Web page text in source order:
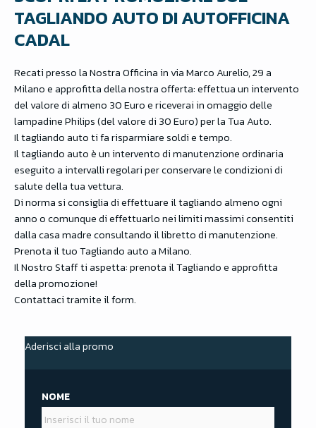
TAGLIANDO AUTO DI AUTOFFICINA
CADAL
Recati presso la Nostra Officina in via Marco Aurelio, 29 a
Milano e approfitta della nostra offerta: effettua un intervento
del valore di almeno 30 Euro e riceverai in omaggio delle
lampadine Philips (del valore di 30 Euro) per la Tua Auto.
Il tagliando auto ti fa risparmiare soldi e tempo.
Il tagliando auto è un intervento di manutenzione ordinaria
eseguito a intervalli regolari per conservare le condizioni di
salute della tua vettura.
Di norma si consiglia di effettuare il tagliando almeno ogni
anno o comunque di effettuarlo nei limiti massimi consentiti
dalla casa madre consultando il libretto di manutenzione.
Prenota il tuo Tagliando auto a Milano.
Il Nostro Staff ti aspetta: prenota il Tagliando e approfitta
della promozione!
Contattaci tramite il form.
Aderisci alla promo
NOME